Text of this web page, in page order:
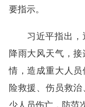
要指示。
习近平指出，
降雨大风天气，
情，造成重大人
险救援、伤员救
少人员伤亡，防范